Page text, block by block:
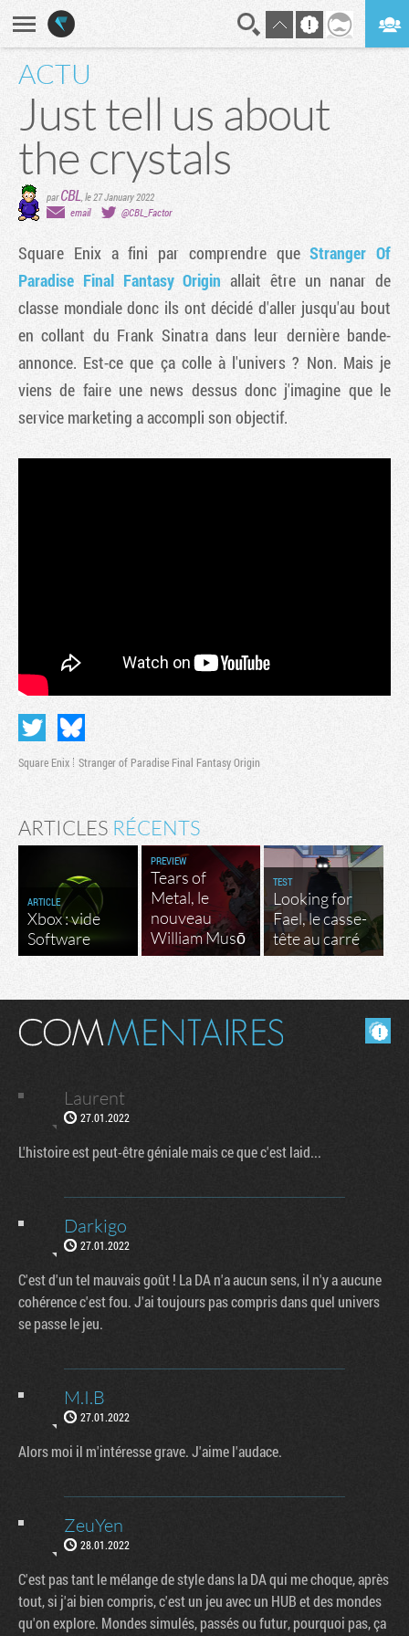
ACTU
Just tell us about
the crystals
parCBL le 27 January 2022
email
@CBL_Factor
Square Enix a fini par comprendre queStranger Of
Paradise Final Fantasy Origin allait être un nanar de
classe mondiale donc ils ont décidé d'aller jusqu'au bout
en collant du Frank Sinatra dans leur dernière bande-
annonce. Est-ce que ça colle à l'univers ? Non. Mais je
viens de faire une news dessus donc j'imagine que le
service marketing a accompli son objectif.
Square Enix Stranger of Paradise Final Fantasy Origin
ARTICLES RÉCENTS
ARTICLE
Xbox : vide
Software
PREVIEW
Tears of
Metal, le
nouveau
William Musō
TEST
Looking for
Fael, le casse-
tête au carré
Masquer les commentaires lus.
Laurent
27.01.2022
L'histoire est peut-être géniale mais ce que c'est laid...
Darkigo
27.01.2022
C'est d'un tel mauvais goût ! La DA n'a aucun sens, il n'y a aucune
cohérence c'est fou. J'ai toujours pas compris dans quel univers
se passe le jeu.
M.I.B
27.01.2022
Alors moi il m'intéresse grave. J'aime l'audace.
ZeuYen
28.01.2022
C'est pas tant le mélange de style dans la DA qui me choque, après
tout, si j'ai bien compris, c'est un jeu avec un HUB et des mondes
qu'on explore. Mondes simulés, passés ou futur, pourquoi pas, ça
Tribune